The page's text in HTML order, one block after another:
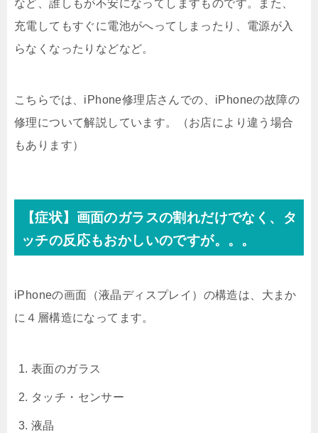
など、誰しもが不安になってしますものです。また、
充電してもすぐに電池がへってしまったり、電源が入
らなくなったりなどなど。
こちらでは、iPhone修理店さんでの、iPhoneの故障の
修理について解説しています。（お店により違う場合
もあります）
【症状】画面のガラスの割れだけでなく、タ
ッチの反応もおかしいのですが。。。
iPhoneの画面（液晶ディスプレイ）の構造は、大まか
に４層構造になってます。
表面のガラス
タッチ・センサー
液晶